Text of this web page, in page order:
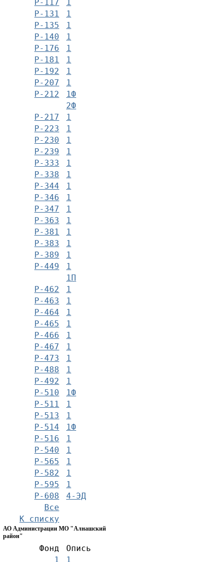
Р-117
1
Р-131
1
Р-135
1
Р-140
1
Р-176
1
Р-181
1
Р-192
1
Р-207
1
Р-212
1Ф
2Ф
Р-217
1
Р-223
1
Р-230
1
Р-239
1
Р-333
1
Р-338
1
Р-344
1
Р-346
1
Р-347
1
Р-363
1
Р-381
1
Р-383
1
Р-389
1
Р-449
1
1П
Р-462
1
Р-463
1
Р-464
1
Р-465
1
Р-466
1
Р-467
1
Р-473
1
Р-488
1
Р-492
1
Р-510
1Ф
Р-511
1
Р-513
1
Р-514
1Ф
Р-516
1
Р-540
1
Р-565
1
Р-582
1
Р-595
1
Р-608
4-ЭД
Все
К списку
АО Администрации МО "Алнашский
район"
Фонд
Опись
1
1